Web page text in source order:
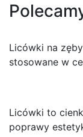
Licówki na
stosowane w
Licówki to
poprawy